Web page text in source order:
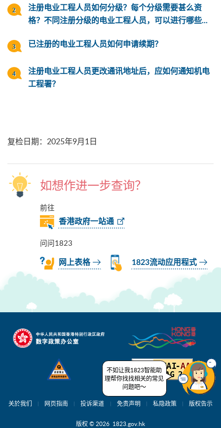
注册电业工程人员如何分级？每个分级需要甚么资
格？不同注册分级的电业工程人员，可以进行哪些...
已注册的电业工程人员如何申请续期？
注册电业工程人员更改通讯地址后，应如何通知机电
工程署？
复检日期： 2025年9月1日
如想作进一步查询？
前往
香港政府一站通
问问1823
网上表格 1823流动应用程式
关於我们 网页指南 投诉渠道 免责声明 私隐政策 版权告示
版权 © 2026 1823.gov.hk
不如让我1823智能助
理帮你找找相关的常见
问题吧～